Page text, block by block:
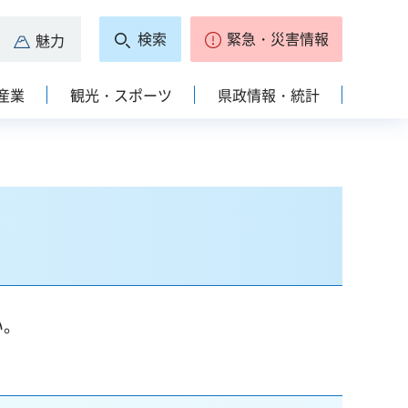
魅力 検索 緊急・災害情報
業 観光・スポーツ 県政情報・統計